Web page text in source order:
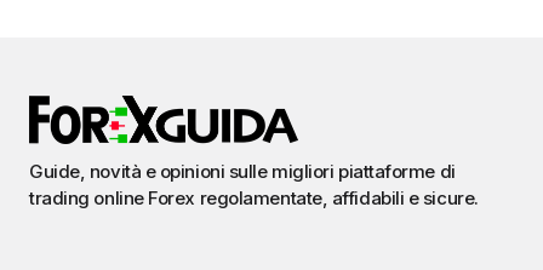
Guide, novità e opinioni sulle migliori piattaforme di
trading online Forex regolamentate, affidabili e sicure.